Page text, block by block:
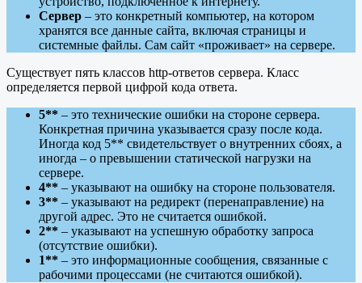
Сервер – это конкретный компьютер, на котором
хранятся все данные сайта, включая страницы и
системные файлы. Сам сайт «проживает» на сервере.
Существует пять классов http-ответов сервера. Класс
определяется первой цифрой кода ответа.
5** – это технические ошибки на стороне сервера.
Конкретная причина указывается сразу после кода.
Иногда код 5** свидетельствует о внутренних сбоях, а
иногда – о превышении статической нагрузки на
сервере.
4** – указывают на ошибку на стороне пользователя.
3** – указывают на редирект (перенаправление) на
другой адрес. Это не считается ошибкой.
2** – указывают на успешную обработку запроса
(отсутствие ошибки).
1** – это информационные сообщения, связанные с
рабочими процессами (не считаются ошибкой).